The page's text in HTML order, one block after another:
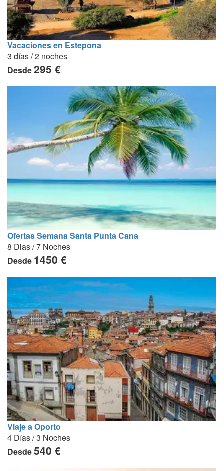
Vacaciones en Estepona
3 días / 2 noches
Desde295 €
Ofertas Semana Santa Punta Cana
8 Dias / 7 Noches
Desde 1450 €
Viaje a Oporto
4 Días / 3 Noches
Desde540 €